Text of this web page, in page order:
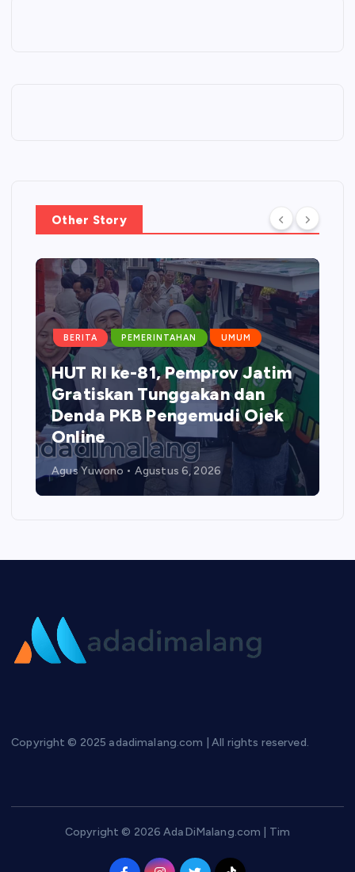
Other Story
BERITA PEMERINTAHAN UMUM
HUT RI ke-81, Pemprov Jatim
Gratiskan Tunggakan dan
Denda PKB Pengemudi Ojek
Online
Agus Yuwono Agustus 6, 2026
Copyright © 2025 adadimalang.com | All rights reserved.
Copyright © 2026 AdaDiMalang.com | Tim